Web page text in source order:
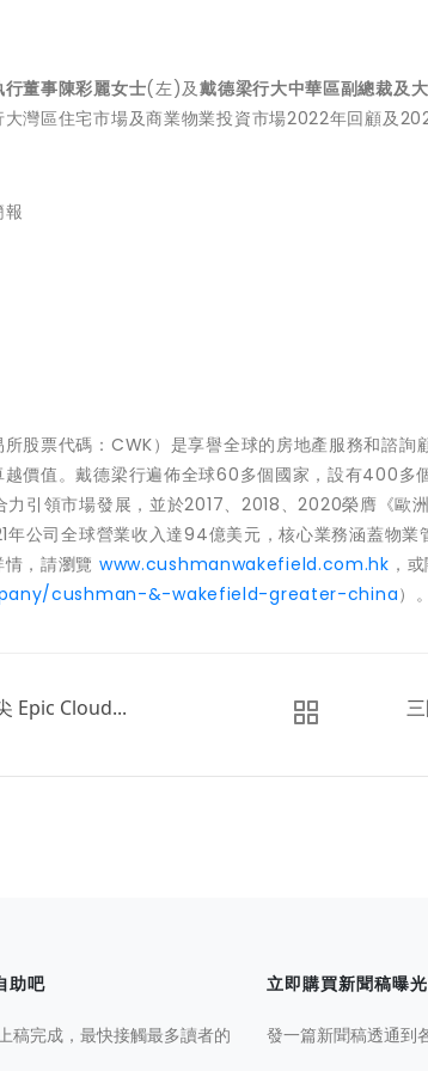
董事陳彩麗女士(左)及戴德梁行大中華區副總裁及
灣區住宅市場及商業物業投資市場2022年回顧及
報
股票代碼：CWK）是享譽全球的房地產服務和諮
越價值。戴德梁行遍佈全球60多個國家，設有400
力引領市場發展，並於2017、2018、2020榮膺《歐
年公司全球營業收入達94億美元，核心業務涵蓋物
，請瀏覽 www.cushmanwakefield.com.hk ，
cushman-&-wakefield-greater-china）。
Epic Cloud...
助吧
稿完成，最快接觸最多讀者的
立即購買新聞稿曝光
發一篇新聞稿透通到